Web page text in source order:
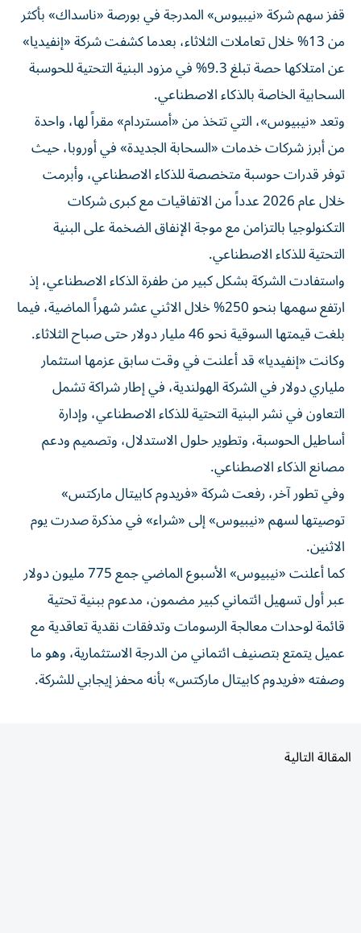
قفز سهم شركة «نيبيوس» المدرجة في بورصة «ناسداك» بأكثر
من 13% خلال تعاملات الثلاثاء، بعدما كشفت شركة «إنفيديا»
عن امتلاكها حصة تبلغ 9.3% في مزود البنية التحتية للحوسبة
السحابية الخاصة بالذكاء الاصطناعي.
وتعد «نيبيوس»، التي تتخذ من «أمستردام» مقراً لها، واحدة
من أبرز شركات خدمات «السحابة الجديدة» في أوروبا، حيث
توفر قدرات حوسبة متخصصة للذكاء الاصطناعي، وأبرمت
خلال عام 2026 عدداً من الاتفاقيات مع كبرى شركات
التكنولوجيا بالتزامن مع موجة الإنفاق الضخمة على البنية
التحتية للذكاء الاصطناعي.
واستفادت الشركة بشكل كبير من طفرة الذكاء الاصطناعي، إذ
ارتفع سهمها بنحو 250% خلال الاثني عشر شهراً الماضية، فيما
بلغت قيمتها السوقية نحو 46 مليار دولار حتى صباح الثلاثاء.
وكانت «إنفيديا» قد أعلنت في وقت سابق عزمها استثمار
ملياري دولار في الشركة الهولندية، في إطار شراكة تشمل
التعاون في نشر البنية التحتية للذكاء الاصطناعي، وإدارة
أساطيل الحوسبة، وتطوير حلول الاستدلال، وتصميم ودعم
مصانع الذكاء الاصطناعي.
وفي تطور آخر، رفعت شركة «فريدوم كابيتال ماركتس»
توصيتها لسهم «نيبيوس» إلى «شراء» في مذكرة صدرت يوم
الاثنين.
كما أعلنت «نيبيوس» الأسبوع الماضي جمع 775 مليون دولار
عبر أول تسهيل ائتماني كبير مضمون، مدعوم ببنية تحتية
قائمة لوحدات معالجة الرسومات وتدفقات نقدية تعاقدية مع
عميل يتمتع بتصنيف ائتماني من الدرجة الاستثمارية، وهو ما
وصفته «فريدوم كابيتال ماركتس» بأنه محفز إيجابي للشركة.
المقالة التالية